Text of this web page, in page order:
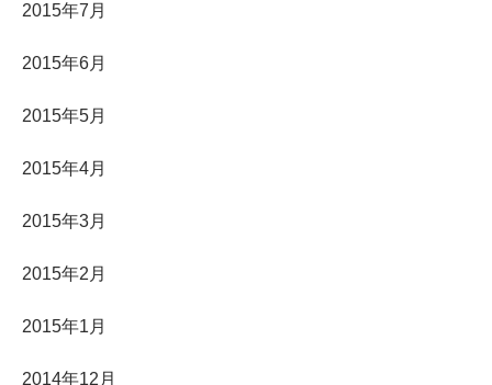
2015年7月
2015年6月
2015年5月
2015年4月
2015年3月
2015年2月
2015年1月
2014年12月